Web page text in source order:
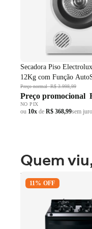
Secadora Piso
12Kg com Função
Branco 220V
Preço normalR$ 3.998,99
Preço promocional
NO PIX
ou 10x de R$ 368,99sem
Quem
Fogão 4 Bocas
Embutir BYO4XAE
Chama Preto Bivolt
11% OFF